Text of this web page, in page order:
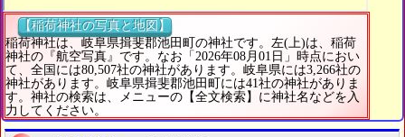
【稲荷神社の写真と地図】
稲荷神社は、岐阜県揖斐郡池田町の神社です。左(上)は、稲荷
神社の『航空写真』です。なお「2026年08月01日」時点におい
て、全国には80,507社の神社があります。岐阜県には3,266社の
神社があります。岐阜県揖斐郡池田町には41社の神社がありま
す。神社の検索は、メニューの【全文検索】に神社名などを入
力してください。